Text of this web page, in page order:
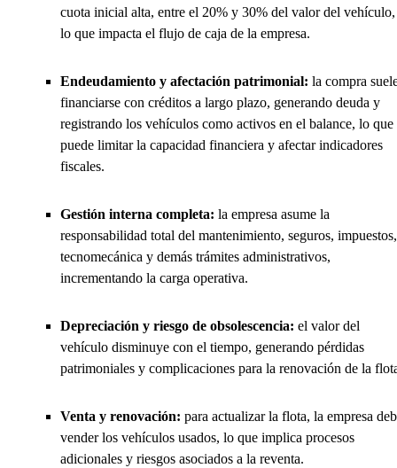
cuota inicial alta, entre el 20% y 30% del valor del vehículo,
lo que impacta el flujo de caja de la empresa.
Endeudamiento y afectación patrimonial: la compra
financiarse con créditos a largo plazo, generando deuda y
registrando los vehículos como activos en el balance, lo que
puede limitar la capacidad financiera y afectar indicadores
fiscales.
Gestión interna completa: la empresa asume la
responsabilidad total del mantenimiento, seguros, impuestos,
tecnomecánica y demás trámites administrativos,
incrementando la carga operativa.
Depreciación y riesgo de obsolescencia: el valor del
vehículo disminuye con el tiempo, generando pérdidas
patrimoniales y complicaciones para la renovación de la
Venta y renovación: para actualizar la flota, la empresa
vender los vehículos usados, lo que implica procesos
adicionales y riesgos asociados a la reventa.